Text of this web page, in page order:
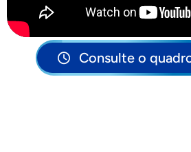
Consulte o